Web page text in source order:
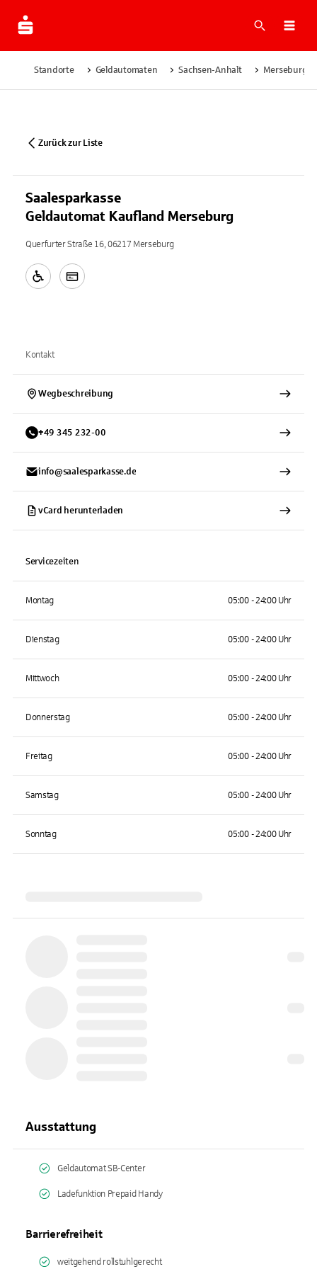
Suche
Standorte Geldautomaten Sachsen-Anhalt Merseburg
Zurück zur Liste
Saalesparkasse
Geldautomat Kaufland Merseburg
Querfurter Straße 16, 06217 Merseburg
Kontakt
Wegbeschreibung
+49 345 232-00
info@saalesparkasse.de
vCard herunterladen
Servicezeiten
Montag 05:00 - 24:00 Uhr
Dienstag 05:00 - 24:00 Uhr
Mittwoch 05:00 - 24:00 Uhr
Donnerstag 05:00 - 24:00 Uhr
Freitag 05:00 - 24:00 Uhr
Samstag 05:00 - 24:00 Uhr
Sonntag 05:00 - 24:00 Uhr
Ausstattung
Geldautomat SB-Center
Ladefunktion Prepaid Handy
Barrierefreiheit
weitgehend rollstuhlgerecht